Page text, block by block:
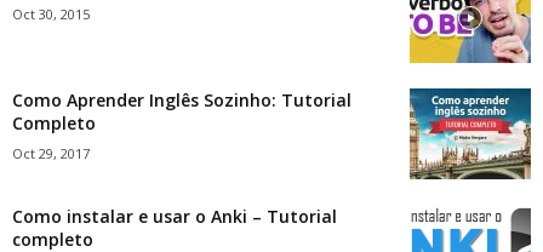
Oct 30, 2015
Como Aprender Inglês Sozinho: Tutorial
Completo
Oct 29, 2017
Como instalar e usar o Anki – Tutorial
completo